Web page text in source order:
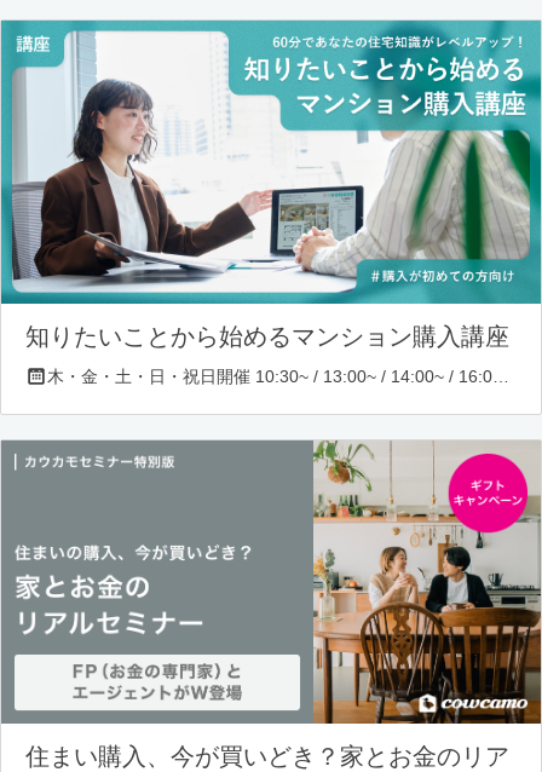
知りたいことから始めるマンション購入講座
住まい購入、今が買いどき？家とお金のリア